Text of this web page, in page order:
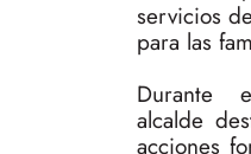
servicios
para las
Durante
alcalde
acciones